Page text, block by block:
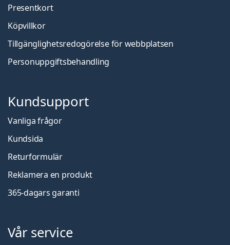
Presentkort
Köpvillkor
Tillgänglighetsredogörelse för webbplatsen
Personuppgiftsbehandling
Kundsupport
Vanliga frågor
Kundsida
Returformulär
Reklamera en produkt
365-dagars garanti
Vår service